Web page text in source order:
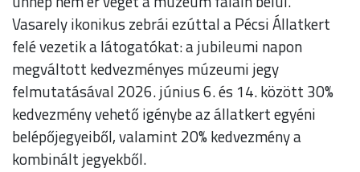
Vasarely ikonikus zebrái ezúttal a Pécsi Állatkert
felé vezetik a látogatókat: a jubileumi napon
megváltott kedvezményes múzeumi jegy
felmutatásával 2026. június 6. és 14. között 30%
kedvezmény vehető igénybe az állatkert egyéni
belépőjegyeiből, valamint 20% kedvezmény a
kombinált jegyekből.